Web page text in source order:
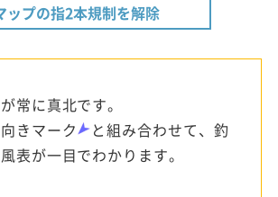
ップの指2本規制を解除
常に真北です。
きマーク
と組み合わせて、釣
表が一目でわかります。